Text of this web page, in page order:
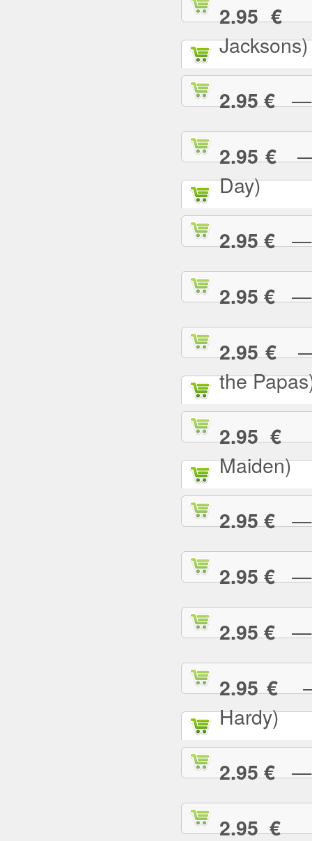
2.95 €—
Jacksons)
2.95 €—
2.95 €—
Day)
2.95 €—
2.95 €—
2.95 €—
the
2.95 €—
Maiden)
2.95 €—
2.95 €—
2.95 €—
2.95 €—
Hardy)
2.95 €—
2.95 €—